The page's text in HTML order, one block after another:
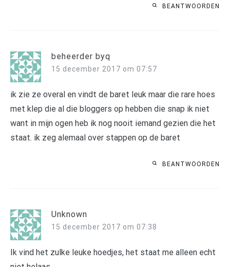
BEANTWOORDEN
beheerder byq
15 december 2017 om 07:57
ik zie ze overal en vindt de baret leuk maar die rare hoes
met klep die al die bloggers op hebben die snap ik niet
want in mijn ogen heb ik nog nooit iemand gezien die het
staat. ik zeg alemaal over stappen op de baret
BEANTWOORDEN
Unknown
15 december 2017 om 07:38
Ik vind het zulke leuke hoedjes, het staat me alleen echt